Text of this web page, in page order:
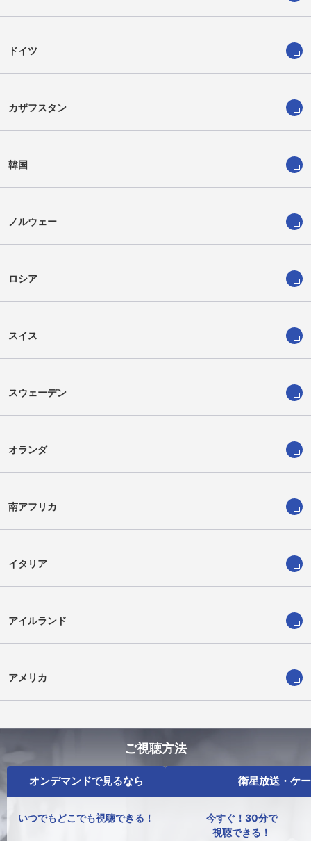
ドイツ
カザフスタン
韓国
ノルウェー
ロシア
スイス
スウェーデン
オランダ
南アフリカ
イタリア
アイルランド
アメリカ
ご視聴方法
オンデマンドで見るなら
いつでもどこでも視聴できる！
衛星放送・ケ
今すぐ！30分で
視聴できる！